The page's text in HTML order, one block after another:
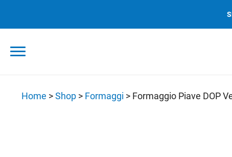
Home >Shop > Formaggi > Formaggio Piave DOP